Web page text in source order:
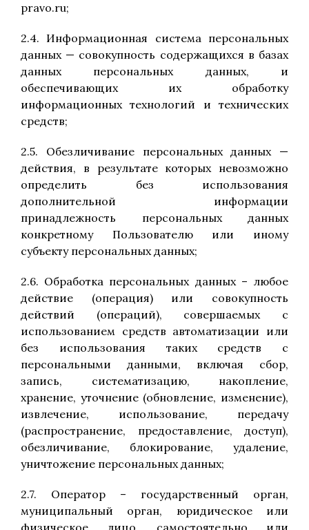
pravo.ru;
2.4. Информационная система персональных
данных — совокупность содержащихся в базах
данных персональных данных, и
обеспечивающих их обработку
информационных технологий и технических
средств;
2.5. Обезличивание персональных данных —
действия, в результате которых невозможно
определить без использования
дополнительной информации
принадлежность персональных данных
конкретному Пользователю или иному
субъекту персональных данных;
2.6. Обработка персональных данных – любое
действие (операция) или совокупность
действий (операций), совершаемых с
использованием средств автоматизации или
без использования таких средств с
персональными данными, включая сбор,
запись, систематизацию, накопление,
хранение, уточнение (обновление, изменение),
извлечение, использование, передачу
(распространение, предоставление, доступ),
обезличивание, блокирование, удаление,
уничтожение персональных данных;
2.7. Оператор – государственный орган,
муниципальный орган, юридическое или
физическое лицо, самостоятельно или